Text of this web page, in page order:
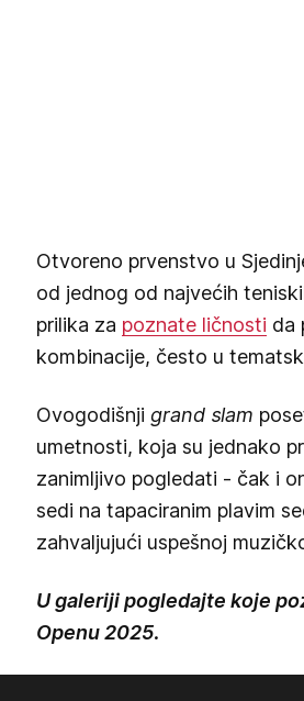
Otvoreno prvenstvo u
od jednog od najvećih
prilika za poznate ličnosti da
kombinacije, često u
Ovogodišnji grand slam
umetnosti, koja su jednako
zanimljivo pogledati - čak i
sedi na tapaciranim plavim
zahvaljujući uspešnoj
U galeriji pogledajte koje
Openu 2025.